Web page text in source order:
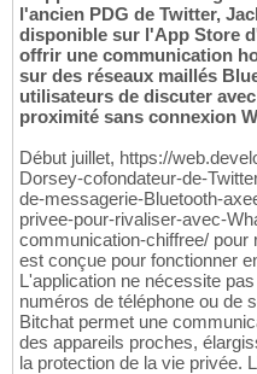
l'ancien PDG de Twitter,
disponible sur l'App Store
offrir une communication
sur des réseaux maillés
utilisateurs de discuter
proximité sans connexion
Début juillet, https://
Dorsey-cofondateur-de-
de-messagerie-Bluetooth-
privee-pour-rivaliser-avec-
communication-chiffree/
est conçue pour fonctionner
L'application ne nécessite
numéros de téléphone ou de
Bitchat permet une
des appareils proches,
la protection de la vie privée.